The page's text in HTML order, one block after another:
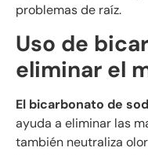
problemas de raíz.
Uso de
eliminar el
El bicarbonato de
ayuda a eliminar las
también neutraliza